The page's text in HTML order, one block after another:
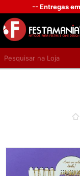
-- Entregas